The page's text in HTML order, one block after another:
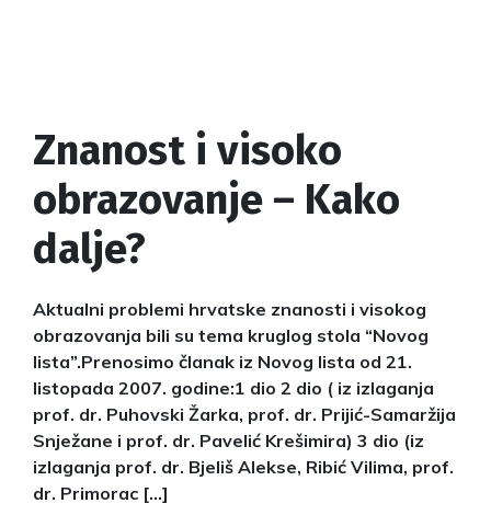
Znanost i visoko
obrazovanje – Kako
dalje?
Aktualni problemi hrvatske znanosti i visokog
obrazovanja bili su tema kruglog stola “Novog
lista”.Prenosimo članak iz Novog lista od 21.
listopada 2007. godine:1 dio 2 dio ( iz izlaganja
prof. dr. Puhovski Žarka, prof. dr. Prijić-Samaržija
Snježane i prof. dr. Pavelić Krešimira) 3 dio (iz
izlaganja prof. dr. Bjeliš Alekse, Ribić Vilima, prof.
dr. Primorac […]